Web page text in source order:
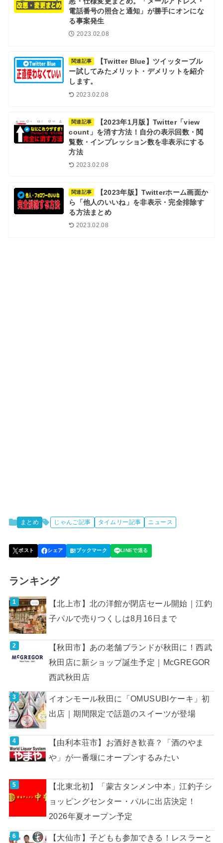
電話番号の照合と通知」が勝手にオンにな
る事案発生
2023.02.08
関連記事
【Twitter Blue】ツイッターブル
ー試してみたメリット・デメリットを紹介
します。
2023.02.08
関連記事
【2023年1月版】Twitter「view
count」を消す方法！自分の表示回数・閲
覧数・インプレッション数を非表示にする
方法
2023.02.08
関連記事
【2023年版】Twitterホーム画面か
ら「他人のいいね」を非表示・完全排除す
る方法まとめ
2023.02.08
まとめ じゃんご記事 タイムリー記事 ニュース
ランキング
【北上市】北の洋館が閉店セール開始｜江釣
子パルで売りつくしは8月16日まで
【秋田市】あの老舗ブランドが秋田に！西武
秋田店に新ショップ誕生予定｜McGREGOR
西武秋田店
イオンモール秋田に「OMUSUBIケーキ」初
出店｜期間限定で話題のスイーツが登場
【由利本荘市】お酒好き歓喜？「酒のやま
や」が一番堰にオープンするみたい
【北東北初】「蒙古タンメン中本」江釣子シ
ョッピングセンター・パルに出店決定！
2026年夏オープン予定
【大仙市】子どもも参加できる！レスラーと